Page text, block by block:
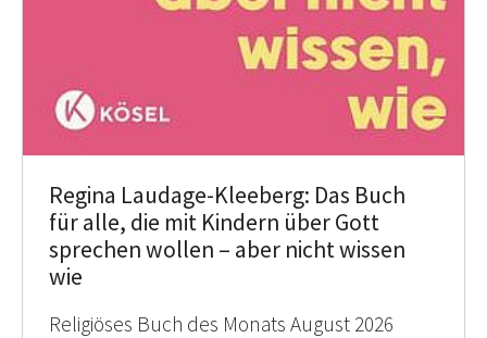
Regina Laudage-Kleeberg: Das Buch
für alle, die mit Kindern über Gott
sprechen wollen – aber nicht wissen
wie
Religiöses Buch des Monats August 2026